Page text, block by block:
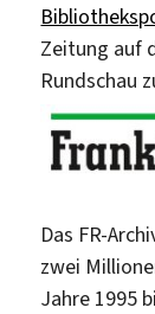
Zeitung auf
Rundschau
Das FR-
zwei
Jahre 1995